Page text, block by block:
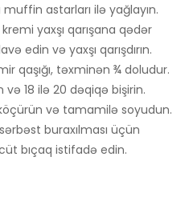
muffin astarları ilə yağlayın.
yaxşı qarışana qədər
edin və yaxşı qarışdırın.
qaşığı, təxminən ¾ doludur.
və 18 ilə 20 dəqiqə bişirin.
və tamamilə soyudun.
buraxılması üçün
bıçaq istifadə edin.